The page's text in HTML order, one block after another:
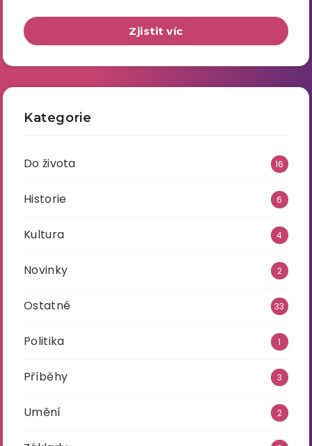
Zjistit víc
Kategorie
Do života 16
Historie 6
Kultura 4
Novinky 2
Ostatné 33
Politika 1
Příběhy 3
Umění 2